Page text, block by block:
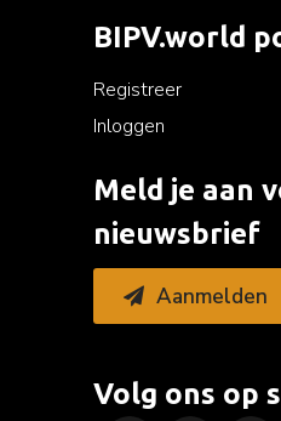
BIPV.world
Registreer
Inloggen
Meld je aan
nieuwsbrief
Aanmelden
Volg ons op